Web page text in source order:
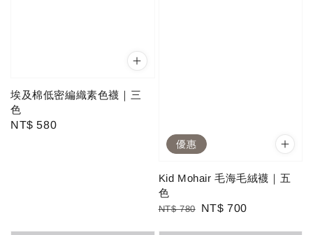
埃及棉低密編織素色襪｜三
色
Regular
NT$ 580
優惠
Kid Mohair 毛海毛絨襪｜五
色
Regular
NT$ 780
Sale
NT$ 700